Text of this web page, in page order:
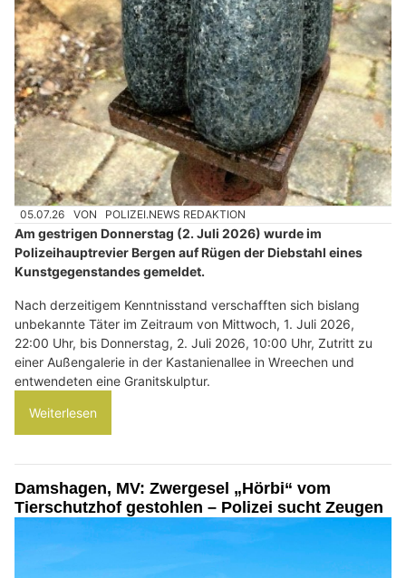
05.07.26 VON POLIZEI.NEWS REDAKTION
Am gestrigen Donnerstag (2. Juli 2026) wurde im
Polizeihauptrevier Bergen auf Rügen der Diebstahl eines
Kunstgegenstandes gemeldet.
Nach derzeitigem Kenntnisstand verschafften sich bislang
unbekannte Täter im Zeitraum von Mittwoch, 1. Juli 2026,
22:00 Uhr, bis Donnerstag, 2. Juli 2026, 10:00 Uhr, Zutritt zu
einer Außengalerie in der Kastanienallee in Wreechen und
entwendeten eine Granitskulptur.
Weiterlesen
Damshagen, MV: Zwergesel „Hörbi“ vom
Tierschutzhof gestohlen – Polizei sucht Zeugen